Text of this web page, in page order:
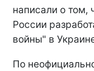
написали о том,
России
войны" в
По